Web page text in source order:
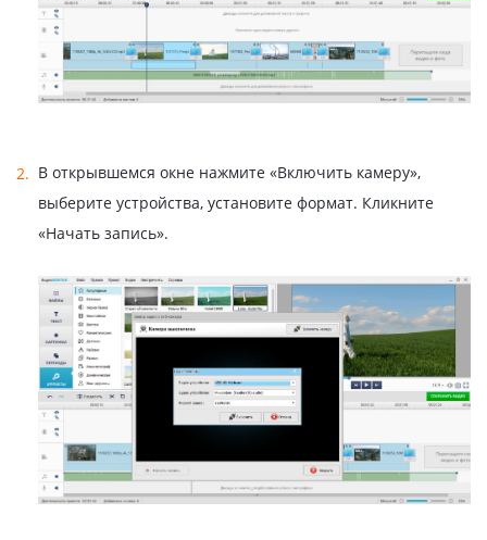
В открывшемся окне нажмите «Включить камеру»,
выберите устройства, установите формат. Кликните
«Начать запись».